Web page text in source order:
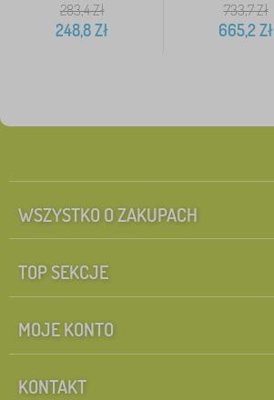
283,4Zł
248,8Zł
733,7Zł
665,2Zł
WSZYSTKO O ZAKUPACH
TOP SEKCJE
MOJE KONTO
KONTAKT